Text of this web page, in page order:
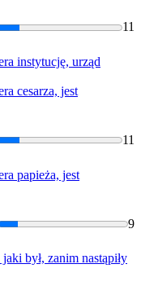
11
instytucję, urząd
cesarza, jest
11
papieża, jest
9
jaki był, zanim nastąpiły